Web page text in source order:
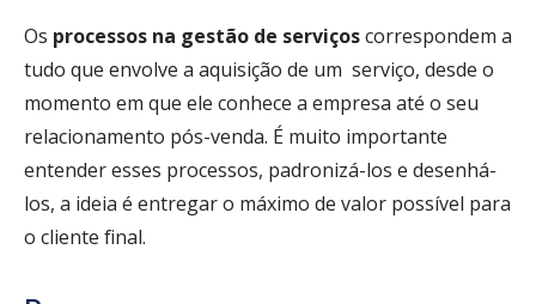
Os processos na gestão de serviçoscorrespondem a
tudo que envolve a aquisição de um serviço, desde o
momento em que ele conhece a empresa até o seu
relacionamento pós-venda. É muito importante
entender esses processos, padronizá-los e desenhá-
los, a ideia é entregar o máximo de valor possível para
o cliente final.